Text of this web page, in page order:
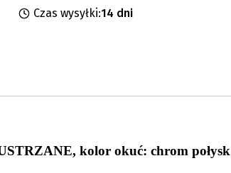
Czas wysyłki:14 dni
kolor okuć: chrom połysk